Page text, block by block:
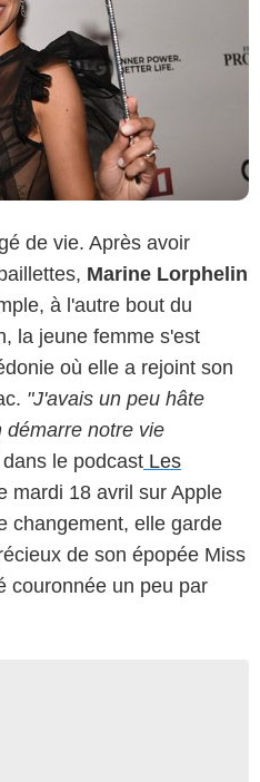
de vie. Après avoir
Marine Lorphelin
à l'autre bout du
la jeune femme s'est
où elle a rejoint son
"J'avais un peu hâte
démarre notre vie
le podcast Les
mardi 18 avril sur Apple
changement, elle garde
de son épopée Miss
couronnée un peu par